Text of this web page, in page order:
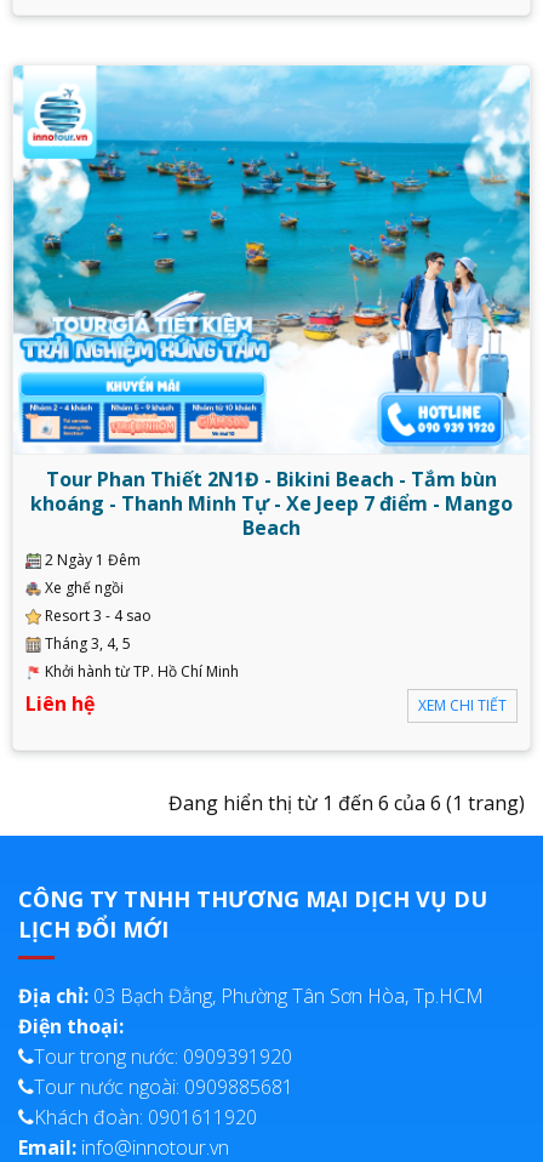
Tour Phan Thiết 2N1Đ - Bikini Beach - Tắm bùn
khoáng - Thanh Minh Tự - Xe Jeep 7 điểm - Mango
Beach
2 Ngày 1 Đêm
Xe ghế ngồi
Resort 3 - 4 sao
Tháng 3, 4, 5
Khởi hành từ TP. Hồ Chí Minh
Liên hệ XEM CHI TIẾT
Đang hiển thị từ 1 đến 6 của 6 (1 trang)
CÔNG TY TNHH THƯƠNG MẠI DỊCH VỤ DU
LỊCH ĐỔI MỚI
Địa chỉ: 03 Bạch Đằng, Phường Tân Sơn Hòa, Tp.HCM
Điện thoại:
Tour trong nước: 0909391920
Tour nước ngoài: 0909885681
Khách đoàn: 0901611920
Email: info@innotour.vn